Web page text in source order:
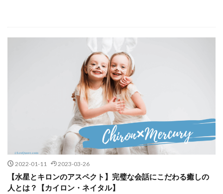
2022-01-11 2023-03-26
【水星とキロンのアスペクト】完璧な会話にこだわる癒しの
人とは？【カイロン・ネイタル】